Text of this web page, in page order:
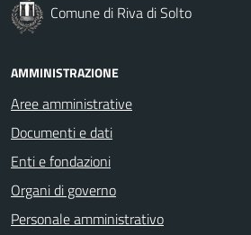
Comune di Riva di Solto
AMMINISTRAZIONE
Aree amministrative
Documenti e dati
Enti e fondazioni
Organi di governo
Personale amministrativo